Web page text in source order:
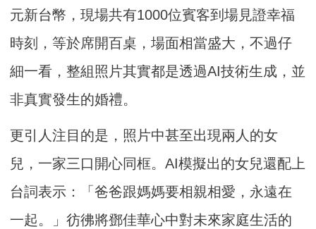
元新台幣，現場共有1000位賓客到場見證幸福
時刻，等於席開百桌，場面相當盛大，不過仔
細一看，整組照片其實都是透過AI技術生成，並
非真實發生的婚禮。
更引人注目的是，照片中甚至出現兩人的女
兒，一家三口開心同框。AI模擬出的女兒還配上
台詞表示：「爸爸跟媽媽要相親相愛，永遠在
一起。」彷彿將鄧佳華心中對未來家庭生活的